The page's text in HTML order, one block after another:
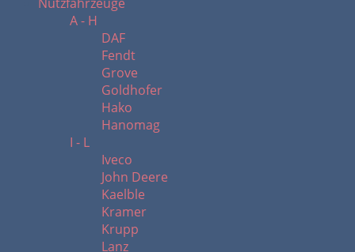
A - H
DAF
Fendt
Grove
Goldhofer
Hako
Hanomag
I - L
Iveco
John Deere
Kaelble
Kramer
Krupp
Lanz